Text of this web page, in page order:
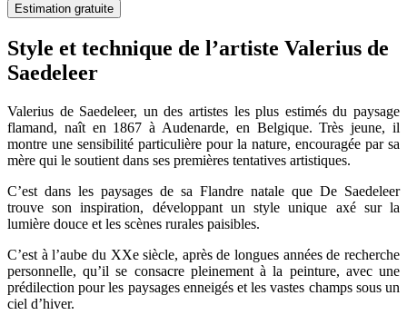
Estimation gratuite
Style et technique de l’artiste Valerius de
Saedeleer
Valerius de Saedeleer, un des artistes les plus estimés du paysage
flamand, naît en 1867 à Audenarde, en Belgique. Très jeune, il
montre une sensibilité particulière pour la nature, encouragée par sa
mère qui le soutient dans ses premières tentatives artistiques.
C’est dans les paysages de sa Flandre natale que De Saedeleer
trouve son inspiration, développant un style unique axé sur la
lumière douce et les scènes rurales paisibles.
C’est à l’aube du XXe siècle, après de longues années de recherche
personnelle, qu’il se consacre pleinement à la peinture, avec une
prédilection pour les paysages enneigés et les vastes champs sous un
ciel d’hiver.